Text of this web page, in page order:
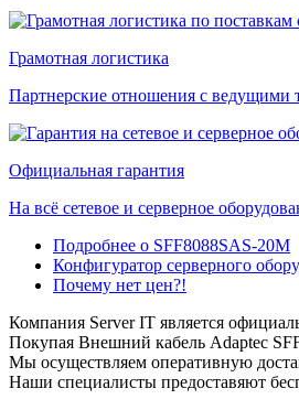
Грамотная логистика
Партнерские отношения с ведущими
Официальная гарантия
На всё сетевое и серверное
Подробнее о SFF8088SAS-20M
Конфигуратор серверного
Почему нет цен?!
Компания Server IT является
Покупая Внешний кабель Adaptec
Мы осуществляем оперативную
Наши специалисты предоставяют